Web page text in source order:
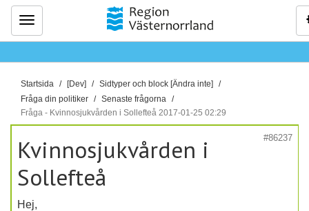
Meny
D
u
ä
h
ä
r
:
Startsida [Dev]
Sidtyper och block [Ändra inte]
Fråga din politiker
Senaste frågorna
Fråga - Kvinnosjukvården i Sollefteå 2017-01-25 02:29
#86237
Kvinnosjukvården i
Sollefteå
Hej,